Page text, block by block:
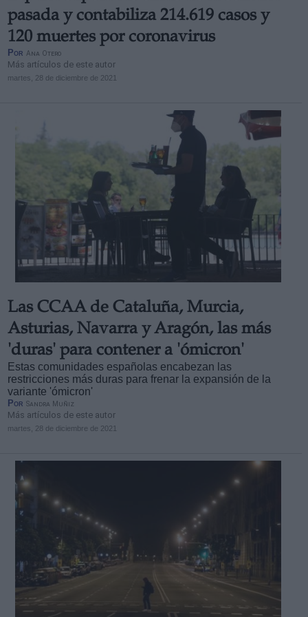
pasada y contabiliza 214.619 casos y
120 muertes por coronavirus
Por Ana Otero
Más artículos de este autor
martes, 28 de diciembre de 2021
Las CCAA de Cataluña, Murcia,
Asturias, Navarra y Aragón, las más
'duras' para contener a 'ómicron'
Estas comunidades españolas encabezan las
restricciones más duras para frenar la expansión de la
variante 'ómicron'
Por Sandra Muñiz
Más artículos de este autor
martes, 28 de diciembre de 2021